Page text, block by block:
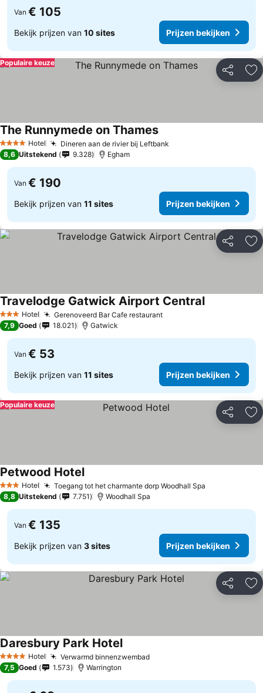
Van € 105
Bekijk prijzen van 10 sites Prijzen bekijken
Delen
Populaire keuze
4 SterrenHotel Dineren aan de rivier bij Leftbank
The Runnymede on Thames
8,6 Uitstekend 9.328 Egham
Van € 190
Bekijk prijzen van 11 sites Prijzen bekijken
Delen
3 SterrenHotel Gerenoveerd Bar Cafe restaurant
Travelodge Gatwick Airport Central
7,9 Goed 18.021 Gatwick
Van € 53
Bekijk prijzen van 11 sites Prijzen bekijken
Delen
Populaire keuze
3 SterrenHotel Toegang tot het charmante dorp Woodhall Spa
Petwood Hotel
8,8 Uitstekend 7.751 Woodhall Spa
Van € 135
Bekijk prijzen van 3 sites Prijzen bekijken
Delen
4 SterrenHotel Verwarmd binnenzwembad
Daresbury Park Hotel
7,5 Goed 1.573 Warrington